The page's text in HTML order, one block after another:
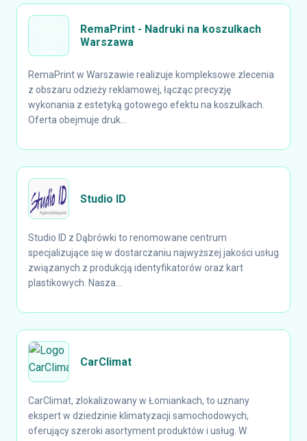
RemaPrint - Nadruki na koszulkach
Warszawa
RemaPrint w Warszawie realizuje kompleksowe zlecenia
z obszaru odzieży reklamowej, łącząc precyzję
wykonania z estetyką gotowego efektu na koszulkach.
Oferta obejmuje druk...
Studio ID
Studio ID z Dąbrówki to renomowane centrum
specjalizujące się w dostarczaniu najwyższej jakości usług
związanych z produkcją identyfikatorów oraz kart
plastikowych. Nasza...
CarClimat
CarClimat, zlokalizowany w Łomiankach, to uznany
ekspert w dziedzinie klimatyzacji samochodowych,
oferujący szeroki asortyment produktów i usług. W